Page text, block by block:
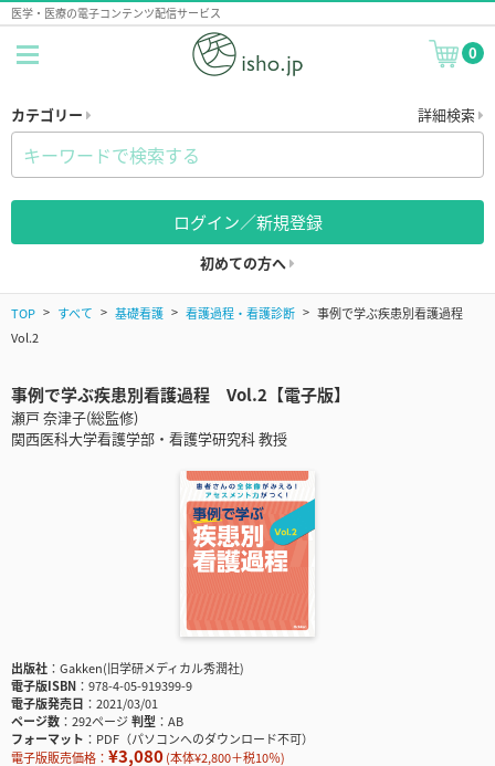
医学・医療の電子コンテンツ配信サービス
0
カテゴリー 詳細検索
ログイン／新規登録
初めての方へ
TOP すべて 基礎看護 看護過程・看護診断
事例で学ぶ疾患別看護過程
Vol.2
事例で学ぶ疾患別看護過程 Vol.2【電子版】
瀬戸 奈津子(総監修)
関西医科大学看護学部・看護学研究科 教授
出版社
Gakken(旧学研メディカル秀潤社)
電子版ISBN
978-4-05-919399-9
電子版発売日
2021/03/01
ページ数
292ページ判型
AB
フォーマット
PDF（パソコンへのダウンロード不可）
電子版販売価格： ¥3,080(本体¥2,800＋税10％)